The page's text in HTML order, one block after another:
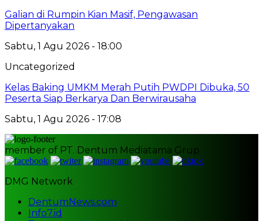
Galian di Rumpin Kian Masif, Pengawasan
Dipertanyakan
Sabtu, 1 Agu 2026 - 18:00
Uncategorized
Kelas Baking UMKM Merah Putih PWDPI Dibuka, 50
Peserta Siap Berkarya Dan Berwirausaha
Sabtu, 1 Agu 2026 - 17:08
member of PT. Dentum Mediatama Grup
DMG Network
DentumNews.com
Info7.id